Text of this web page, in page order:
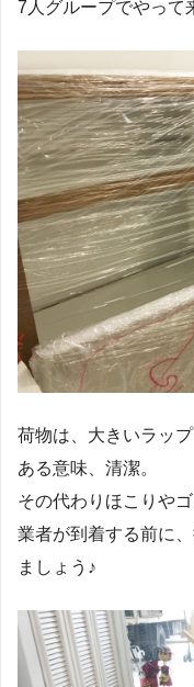
7人グループでやって
荷物は、大きいラッ
ある意味、清潔。
その代わりほこりや
業者が到着する前に
ましょう♪